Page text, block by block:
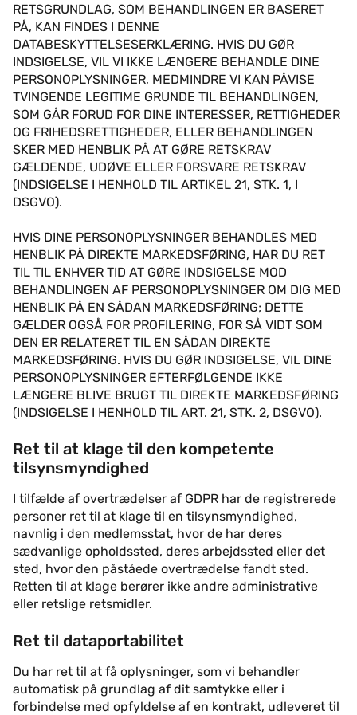
RETSGRUNDLAG, SOM BEHANDLINGEN ER BASERET
PÅ, KAN FINDES I DENNE
DATABESKYTTELSESERKLÆRING. HVIS DU GØR
INDSIGELSE, VIL VI IKKE LÆNGERE BEHANDLE DINE
PERSONOPLYSNINGER, MEDMINDRE VI KAN PÅVISE
TVINGENDE LEGITIME GRUNDE TIL BEHANDLINGEN,
SOM GÅR FORUD FOR DINE INTERESSER, RETTIGHEDER
OG FRIHEDSRETTIGHEDER, ELLER BEHANDLINGEN
SKER MED HENBLIK PÅ AT GØRE RETSKRAV
GÆLDENDE, UDØVE ELLER FORSVARE RETSKRAV
(INDSIGELSE I HENHOLD TIL ARTIKEL 21, STK. 1, I
DSGVO).
HVIS DINE PERSONOPLYSNINGER BEHANDLES MED
HENBLIK PÅ DIREKTE MARKEDSFØRING, HAR DU RET
TIL TIL ENHVER TID AT GØRE INDSIGELSE MOD
BEHANDLINGEN AF PERSONOPLYSNINGER OM DIG MED
HENBLIK PÅ EN SÅDAN MARKEDSFØRING; DETTE
GÆLDER OGSÅ FOR PROFILERING, FOR SÅ VIDT SOM
DEN ER RELATERET TIL EN SÅDAN DIREKTE
MARKEDSFØRING. HVIS DU GØR INDSIGELSE, VIL DINE
PERSONOPLYSNINGER EFTERFØLGENDE IKKE
LÆNGERE BLIVE BRUGT TIL DIREKTE MARKEDSFØRING
(INDSIGELSE I HENHOLD TIL ART. 21, STK. 2, DSGVO).
Ret til at klage til den kompetente
tilsynsmyndighed
I tilfælde af overtrædelser af GDPR har de registrerede
personer ret til at klage til en tilsynsmyndighed,
navnlig i den medlemsstat, hvor de har deres
sædvanlige opholdssted, deres arbejdssted eller det
sted, hvor den påståede overtrædelse fandt sted.
Retten til at klage berører ikke andre administrative
eller retslige retsmidler.
Ret til dataportabilitet
Du har ret til at få oplysninger, som vi behandler
automatisk på grundlag af dit samtykke eller i
forbindelse med opfyldelse af en kontrakt, udleveret til